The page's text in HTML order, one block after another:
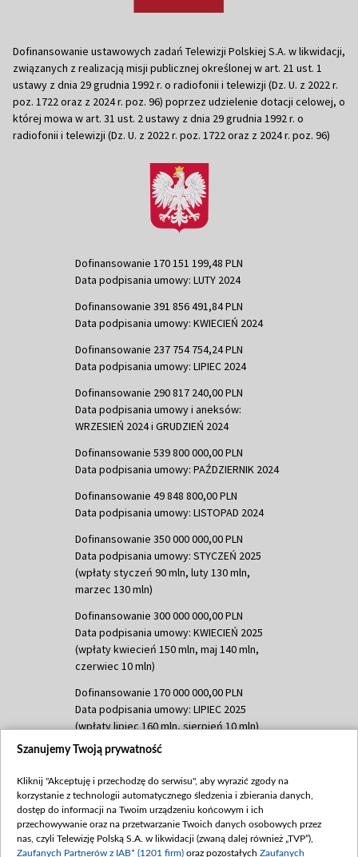
Dofinansowanie ustawowych zadań Telewizji Polskiej S.A. w likwidacji,
związanych z realizacją misji publicznej określonej w art. 21 ust. 1
ustawy z dnia 29 grudnia 1992 r. o radiofonii i telewizji (Dz. U. z 2022 r.
poz. 1722 oraz z 2024 r. poz. 96) poprzez udzielenie dotacji celowej, o
której mowa w art. 31 ust. 2 ustawy z dnia 29 grudnia 1992 r. o
radiofonii i telewizji (Dz. U. z 2022 r. poz. 1722 oraz z 2024 r. poz. 96)
Dofinansowanie 170 151 199,48 PLN
Data podpisania umowy: LUTY 2024
Dofinansowanie 391 856 491,84 PLN
Data podpisania umowy: KWIECIEŃ 2024
Dofinansowanie 237 754 754,24 PLN
Data podpisania umowy: LIPIEC 2024
Dofinansowanie 290 817 240,00 PLN
Data podpisania umowy i aneksów:
WRZESIEŃ 2024 i GRUDZIEŃ 2024
Dofinansowanie 539 800 000,00 PLN
Data podpisania umowy: PAŹDZIERNIK 2024
Dofinansowanie 49 848 800,00 PLN
Data podpisania umowy: LISTOPAD 2024
Dofinansowanie 350 000 000,00 PLN
Data podpisania umowy: STYCZEŃ 2025
(wpłaty styczeń 90 mln, luty 130 mln,
marzec 130 mln)
Dofinansowanie 300 000 000,00 PLN
Data podpisania umowy: KWIECIEŃ 2025
(wpłaty kwiecień 150 mln, maj 140 mln,
czerwiec 10 mln)
Dofinansowanie 170 000 000,00 PLN
Data podpisania umowy: LIPIEC 2025
(wpłaty lipiec 160 mln, sierpień 10 mln)
Dofinansowanie 60 000 000,00 PLN
(wpłata wrzesień 60 mln)
Dofinansowanie 635 783 051,21 PLN
Data podpisania umowy: WRZESIEŃ 2025
(wpłata wrzesień 100 mln, październik 350
Szanujemy Twoją prywatność
Kliknij "Akceptuję i przechodzę do serwisu", aby wyrazić zgody na
korzystanie z technologii automatycznego śledzenia i zbierania danych,
dostęp do informacji na Twoim urządzeniu końcowym i ich
przechowywanie oraz na przetwarzanie Twoich danych osobowych przez
nas, czyli Telewizję Polską S.A. w likwidacji (zwaną dalej również „TVP”),
Zaufanych Partnerów z IAB* (1201 firm) oraz pozostałych Zaufanych